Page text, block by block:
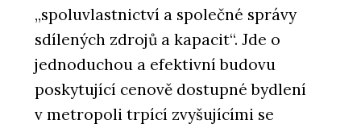
„spoluvlastnictví a společné správy
sdílených zdrojů a kapacit“. Jde o
jednoduchou a efektivní budovu
poskytující cenově dostupné bydlení
v metropoli trpící zvyšujícími se